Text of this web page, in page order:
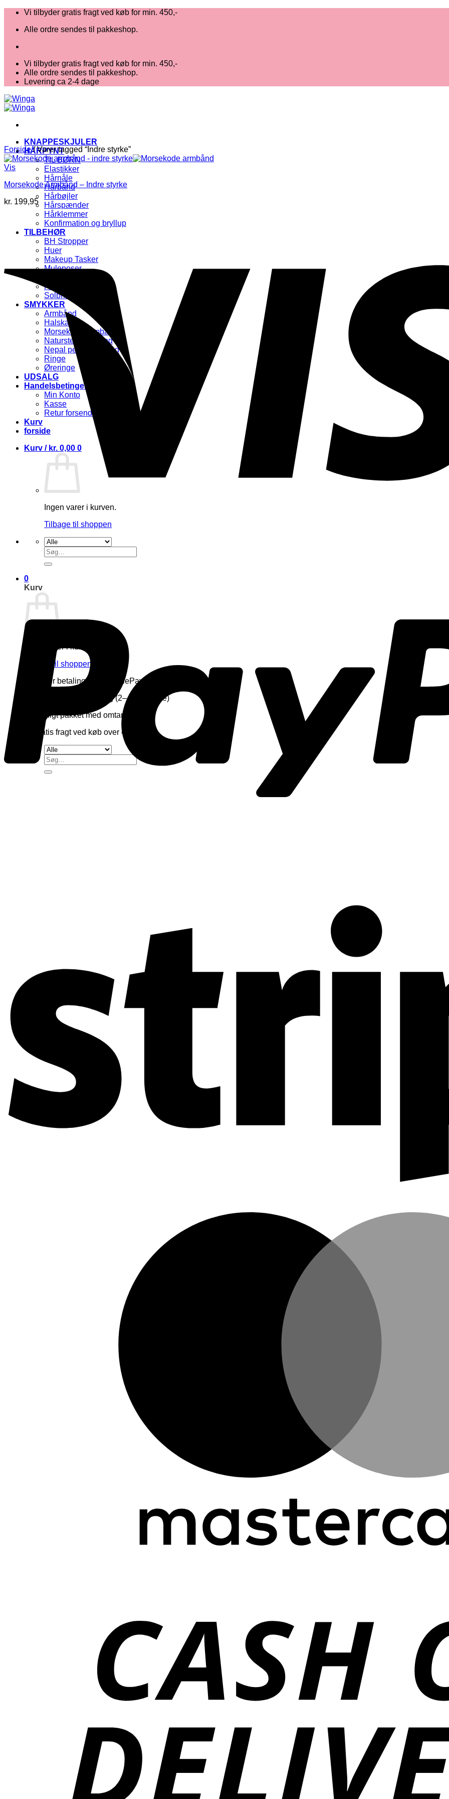
Fortsæt
indhold
Vi tilbyder gratis fragt ved køb for min. 450,-
Alle ordre sendes til pakkeshop.
Vi tilbyder gratis fragt ved køb for min. 450,-
Alle ordre sendes til pakkeshop.
Levering ca 2-4 dage
KNAPPESKJULER
HÅRPYNT
TIL BØRN
Elastikker
Hårnåle
Hårbånd
Hårbøjler
Hårspænder
Hårklemmer
Konfirmation og bryllup
TILBEHØR
BH Stropper
Huer
Makeup Tasker
Muleposer
Pandebånd
Solbriller
SMYKKER
Armbånd
Halskæder
Morsekode Armbånd
Natursten Armbånd
Nepal perle armbånd
Ringe
Øreringe
UDSALG
Handelsbetingelser mm.
Min Konto
Kasse
Retur forsendelse
Kurv
forside
Kurv / kr. 0,00 0
Ingen varer i kurven.
Tilbage til shoppen
Søg
efter:
0
Kurv
Ingen varer i kurven.
Tilbage til shoppen
✨ Sikker betaling med MobilePay & kort
✨ Hurtig hjemmelevering (2–4 hverdage)
✨ Kærligt pakket med omtanke
✨ Gratis fragt ved køb over 450,-
Søg
efter:
Forside /Varer tagged “Indre styrke”
Vis
Morsekode Armbånd – Indre styrke
kr. 199,95